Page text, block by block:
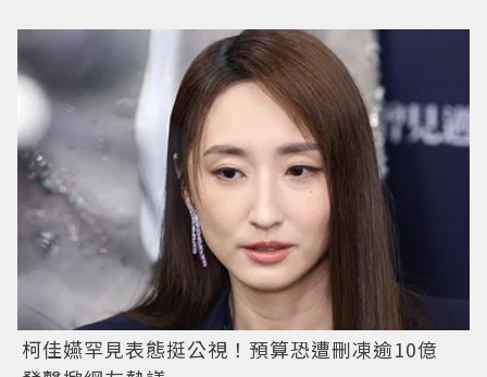
柯佳嬿罕見表態挺公視！預算恐遭刪凍逾10億